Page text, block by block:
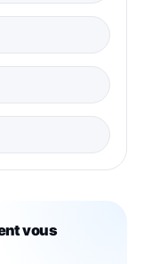
vous